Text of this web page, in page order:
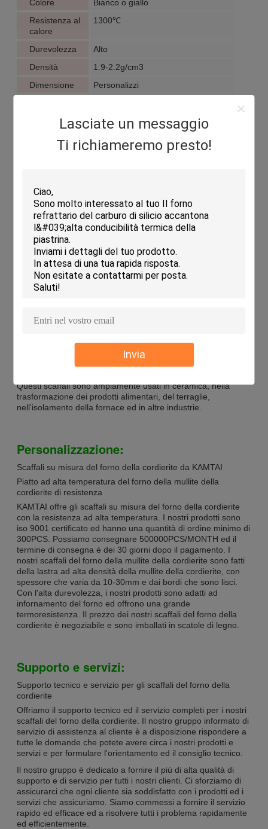
Lasciate un messaggio
Ti richiameremo presto!
Invia
Colore
Bianco o giallo
Resistenza al
calore
1300℃
Durevolezza
Alto
Densità
1.9-2.2g/cm3
Dimensione
Personalizzi
Coefficiente di
espansione
2.2×10-6/℃
Materiale
Spessore
10-30mm
Applicazioni:
Gli scaffali del forno della cordierite di KAMTAI KTJQS sono
prodotti di qualità con le vari dimensioni e spessori. Sono fatti
del materiale della cordierite-mullite, che ha resistenza al
quantità di ordine minimo è 300PCS ed il prezzo è
pagamento e potete scegliere i termini di pagamento dal TT.
L'abilità del rifornimento è 500000PCS/MONTH. Gli scaffali
del forno della cordierite di KAMTAI hanno passato la
Questi scaffali sono ampiamente usati in ceramica, nella
trasformazione dei prodotti alimentari, del terraglie,
nell'isolamento della fornace ed in altre industrie.
Personalizzazione:
Scaffali su misura del forno della cordierite da KAMTAI
Piatto ad alta temperatura del forno della mullite della
cordierite di resistenza
KAMTAI offre gli scaffali su misura del forno della cordierite
con la resistenza ad alta temperatura. I nostri prodotti sono
iso 9001 certificato ed hanno una quantità di ordine minimo di
300PCS. Possiamo consegnare 500000PCS/MONTH ed il
termine di consegna è dei 30 giorni dopo il pagamento. I
nostri scaffali del forno della mullite della cordierite sono fatti
della lastra ad alta densità della mullite della cordierite, con
spessore che varia da 10-30mm e dai bordi che sono lisci.
Con l'alta durevolezza, i nostri prodotti sono adatti ad
infornamento del forno ed offrono una grande
termoresistenza. Il prezzo dei nostri scaffali del forno della
cordierite è negoziabile e sono imballati in scatole di legno.
Supporto e servizi:
Supporto tecnico e servizio per gli scaffali del forno della
cordierite
Offriamo il supporto tecnico ed il servizio completi per i nostri
scaffali del forno della cordierite. Il nostro gruppo informato di
servizio di assistenza al cliente è a disposizione rispondere a
tutte le domande che potete avere circa i nostri prodotti e
servizi e per formulare l'orientamento ed il consiglio tecnico.
Il nostro gruppo è dedicato a fornire il più di alta qualità di
supporto e di servizio per tutti i nostri clienti. Ci sforziamo di
assicurarci che ogni cliente sia soddisfatto con i prodotti ed i
servizi che assicuriamo. Siamo commessi a fornire il servizio
rapido ed efficace ed a risolvere tutti i problema rapidamente
ed efficientemente.